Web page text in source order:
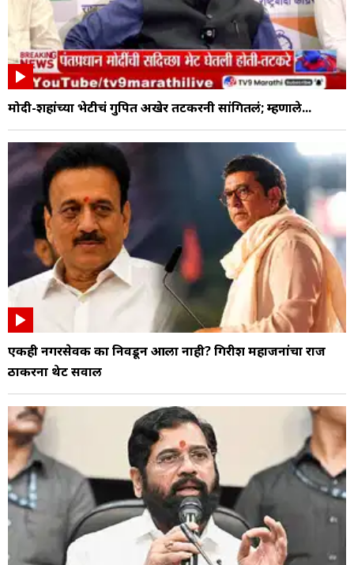
मोदी-शहांच्या भेटीचं गुपित अखेर तटकरेंनी सांगितलं; म्हणाले...
एकही नगरसेवक का निवडून आला नाही? गिरीश महाजनांचा राज
ठाकरेंना थेट सवाल